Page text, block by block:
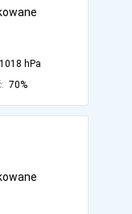
1018 hPa
70%